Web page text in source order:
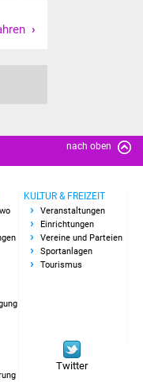
nach oben
KULTUR & FREIZEIT
Veranstaltungen
Einrichtungen
Vereine und Parteien
Sportanlagen
Tourismus
Twitter